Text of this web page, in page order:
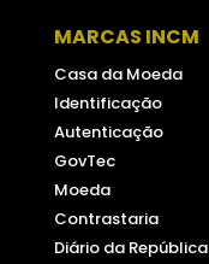
MARCAS INCM
Casa da Moeda
Identificação
Autenticação
GovTec
Moeda
Contrastaria
Diário da República